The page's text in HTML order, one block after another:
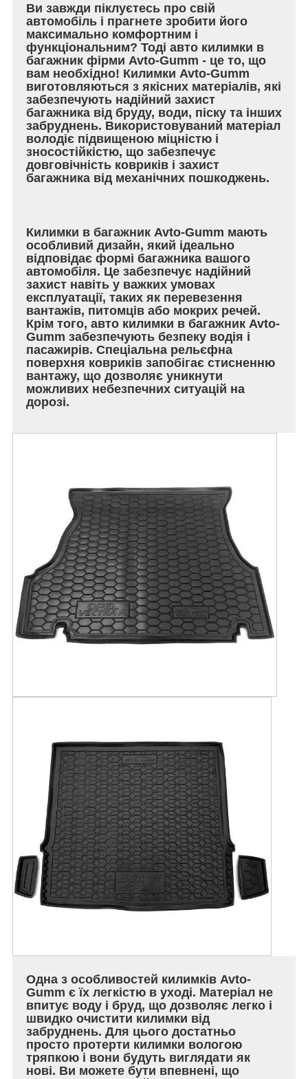
Ви завжди піклуєтесь про свій
автомобіль і прагнете зробити його
максимально комфортним і
функціональним? Тоді авто килимки в
багажник фірми Avto-Gumm - це то, що
вам необхідно! Килимки Avto-Gumm
виготовляються з якісних матеріалів, які
забезпечують надійний захист
багажника від бруду, води, піску та інших
забруднень. Використовуваний матеріал
володіє підвищеною міцністю і
зносостійкістю, що забезпечує
довговічність ковриків і захист
багажника від механічних пошкоджень.
Килимки в багажник Avto-Gumm мають
особливий дизайн, який ідеально
відповідає формі багажника вашого
автомобіля. Це забезпечує надійний
захист навіть у важких умовах
експлуатації, таких як перевезення
вантажів, питомців або мокрих речей.
Крім того, авто килимки в багажник Avto-
Gumm забезпечують безпеку водія і
пасажирів. Спеціальна рельєфна
поверхня ковриків запобігає стисненню
вантажу, що дозволяє уникнути
можливих небезпечних ситуацій на
дорозі.
Одна з особливостей килимків Avto-
Gumm є їх легкістю в уході. Матеріал не
впитує воду і бруд, що дозволяє легко і
швидко очистити килимки від
забруднень. Для цього достатньо
просто протерти килимки вологою
тряпкою і вони будуть виглядати як
нові. Ви можете бути впевнені, що